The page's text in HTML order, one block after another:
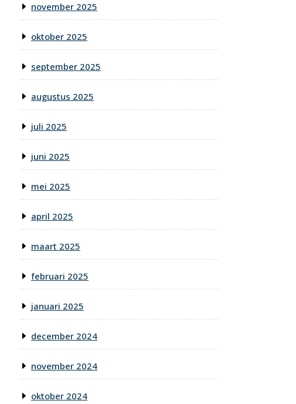
november 2025
oktober 2025
september 2025
augustus 2025
juli 2025
juni 2025
mei 2025
april 2025
maart 2025
februari 2025
januari 2025
december 2024
november 2024
oktober 2024